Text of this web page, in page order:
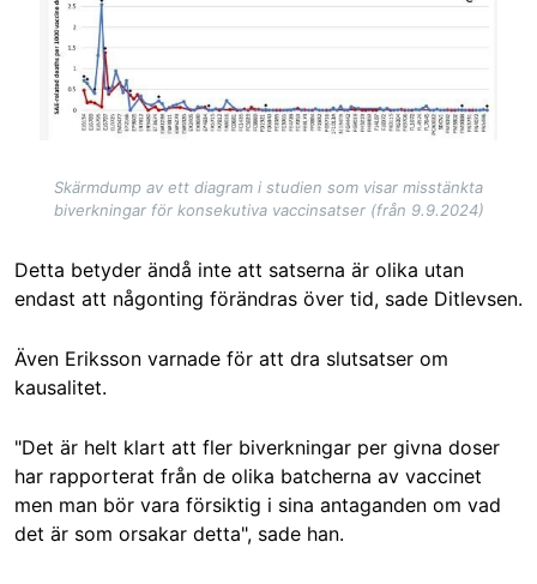
Skärmdump av ett diagram i studien som visar misstänkta
biverkningar för konsekutiva vaccinsatser (från 9.9.2024)
Detta betyder ändå inte att satserna är olika utan
endast att någonting förändras över tid, sade Ditlevsen.
Även Eriksson varnade för att dra slutsatser om
kausalitet.
"Det är helt klart att fler biverkningar per givna doser
har rapporterat från de olika batcherna av vaccinet
men man bör vara försiktig i sina antaganden om vad
det är som orsakar detta", sade han.